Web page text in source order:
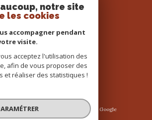
ADHÉRENTS
droits réservés | Traduction powered by Google
|
notre site
les cookies
accompagner pendant
visite.
acceptez l'utilisation des
afin de vous proposer des
et réaliser des statistiques !